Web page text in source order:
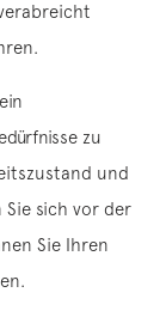
zu
und
Sie sich vor der
Sie Ihren